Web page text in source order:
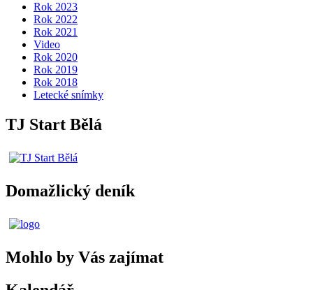
Rok 2023
Rok 2022
Rok 2021
Video
Rok 2020
Rok 2019
Rok 2018
Letecké snímky
TJ Start Bělá
Domažlický deník
Mohlo by Vás zajímat